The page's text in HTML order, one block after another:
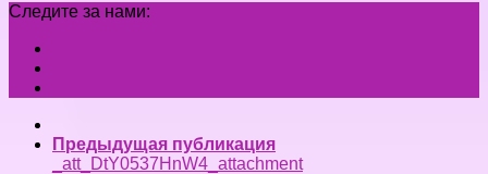
Следите за нами:
Предыдущая публикация
_att_DtY0537HnW4_attachment